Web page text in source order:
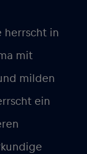
herrscht in
mit
milden
ein